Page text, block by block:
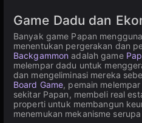
Game Dadu dan
Banyak game Papan
menentukan pergerakan dan
Backgammon adalah game
melempar dadu untuk
dan mengeliminasi mereka
Board Game, pemain
sekitar Papan, membeli real
properti untuk membangun
menemukan mekanisme